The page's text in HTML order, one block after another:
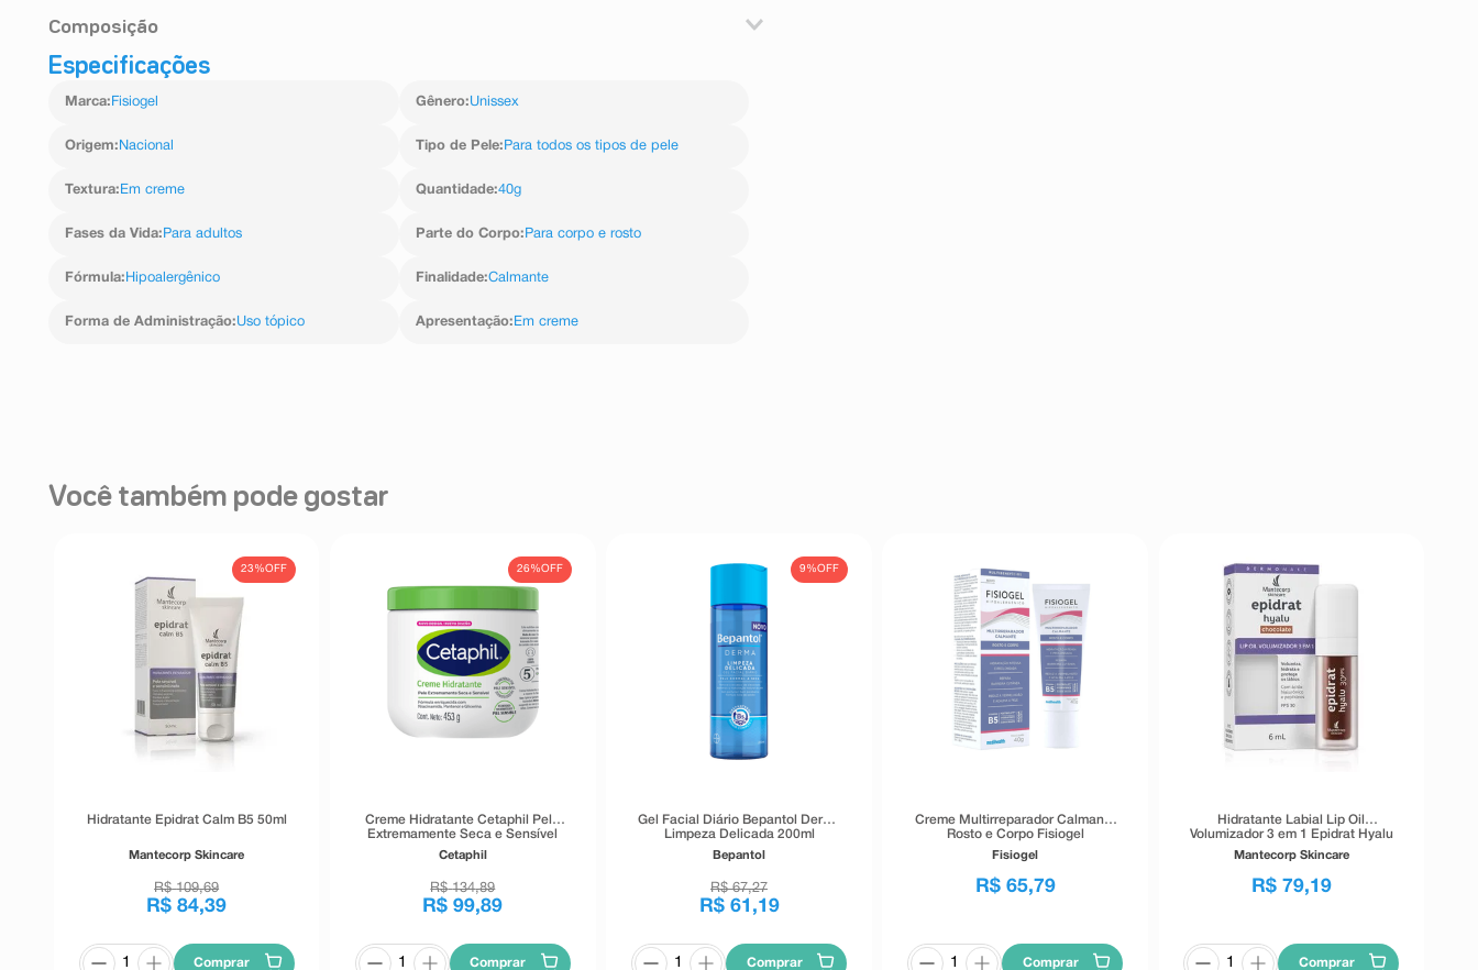
Composição
Água, triglicerídeos, lipídios biomiméticos, glicerina, álcool graxo, vitamina B5, postbiolift,
Especificações
Marca: Fisiogel Gênero:Unissex
Origem: Nacional Tipo de Pele: Para todos os tipos de pele
Textura: Em creme Quantidade:40g
Fases da Vida: Para adultos Parte do Corpo: Para corpo e rosto
Fórmula: Hipoalergênico Finalidade:Calmante
Forma de Administração:Uso tópico Apresentação: Em creme
Você também pode gostar
23%OFF
Hidratante Epidrat Calm B5 50ml
Mantecorp Skincare
R$ 109,69
R$ 84,39
Comprar
26%OFF
Creme Hidratante Cetaphil Pele
Extremamente Seca e Sensível
453g
Cetaphil
R$ 134,89
R$ 99,89
Comprar
9%OFF
Gel Facial Diário Bepantol Derma
Limpeza Delicada 200ml
Bepantol
R$ 67,27
R$ 61 ,19
Comprar
Creme Multirreparador Calmante
Rosto e Corpo Fisiogel
Multibenefícios 40g
Fisiogel
R$ 65,79
Comprar
Hidratante Labial Lip Oil
Volumizador 3 em 1 Epidrat Hyalu
Mantecorp Skincare Chocolate
FPS30 6ml
Mantecorp Skincare
R$ 79,19
Comprar